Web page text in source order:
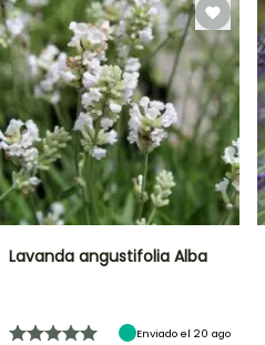
Lavanda angustifolia Alba
Enviado el 20 ago